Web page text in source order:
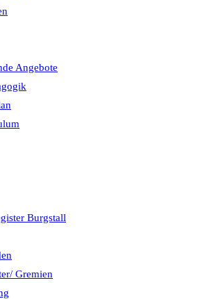
Angebote
Burgstall
Gremien